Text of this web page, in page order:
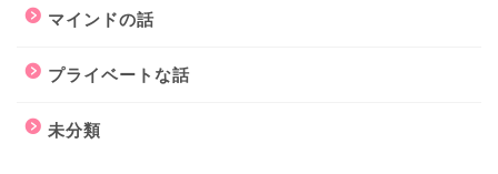
マインドの話
プライベートな話
未分類